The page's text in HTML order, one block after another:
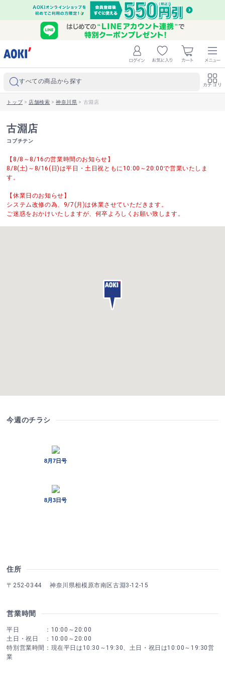
すべての商品から探す カテゴリ
トップ> 店舗検索 >神奈川県 > 古淵店
古淵店
コブチテン
【8/8～8/16の営業時間のお知らせ】
8/8(土)～8/16(日)は平日・土日祝ともに10:00～20:00で営業いたしま
す。
【休業日のお知らせ】
システム改修の為、9/7(月)は休業させていただきます。
ご迷惑をおかけいたしますが、何卒よろしくお願い致します。
今週のチラシ
住所
〒252-0344 神奈川県相模原市南区古淵3-12-15
営業時間
平日 ：10:00～20:00
土日・祝日 ：10:00～20:00
特別営業時間：現在平日は10:30～19:30、土日・祝日は10:00～19:30営
業